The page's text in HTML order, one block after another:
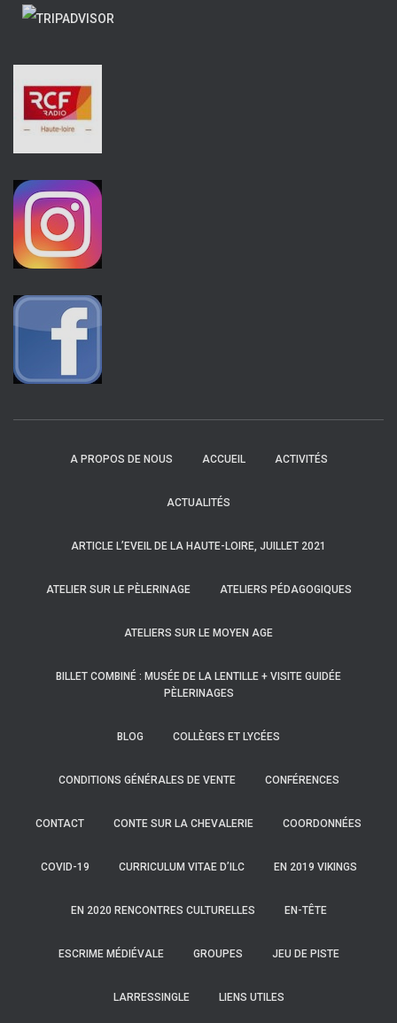
A PROPOS DE NOUS ACCUEIL ACTIVITÉS
ACTUALITÉS
ARTICLE L’EVEIL DE LA HAUTE-LOIRE, JUILLET 2021
ATELIER SUR LE PÈLERINAGE ATELIERS PÉDAGOGIQUES
ATELIERS SUR LE MOYEN AGE
BILLET COMBINÉ : MUSÉE DE LA LENTILLE + VISITE GUIDÉE
PÈLERINAGES
BLOG COLLÈGES ET LYCÉES
CONDITIONS GÉNÉRALES DE VENTE CONFÉRENCES
CONTACT CONTE SUR LA CHEVALERIE COORDONNÉES
COVID-19 CURRICULUM VITAE D’ILC EN 2019 VIKINGS
EN 2020 RENCONTRES CULTURELLES EN-TÊTE
ESCRIME MÉDIÉVALE GROUPES JEU DE PISTE
LARRESSINGLE LIENS UTILES